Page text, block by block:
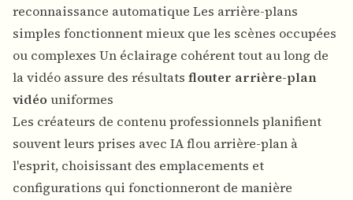
reconnaissance automatique Les arrière-plans
simples fonctionnent mieux que les scènes occupées
ou complexes Un éclairage cohérent tout au long de
la vidéo assure des résultats flouter arrière-plan
vidéo uniformes
Les créateurs de contenu professionnels planifient
souvent leurs prises avec IA flou arrière-plan à
l'esprit, choisissant des emplacements et
configurations qui fonctionneront de manière